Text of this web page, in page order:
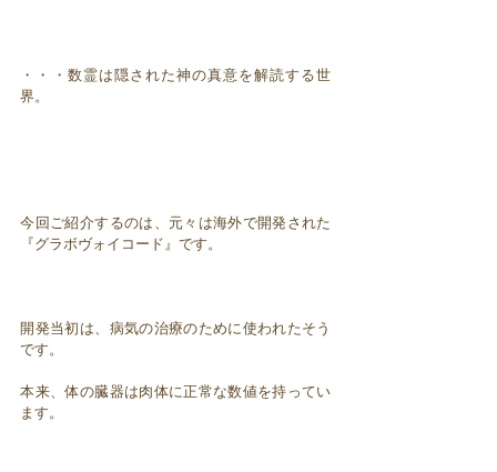
・・・数霊は隠された神の真意を解読する世
界。
今回ご紹介するのは、元々は海外で開発された
『グラボヴォイコード』です。
開発当初は、病気の治療のために使われたそう
です。
本来、体の臓器は肉体に正常な数値を持ってい
ます。